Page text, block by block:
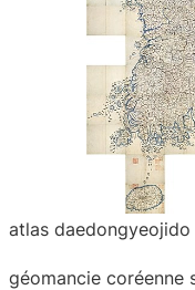
atlas daedongyeojido
géomancie coréenne